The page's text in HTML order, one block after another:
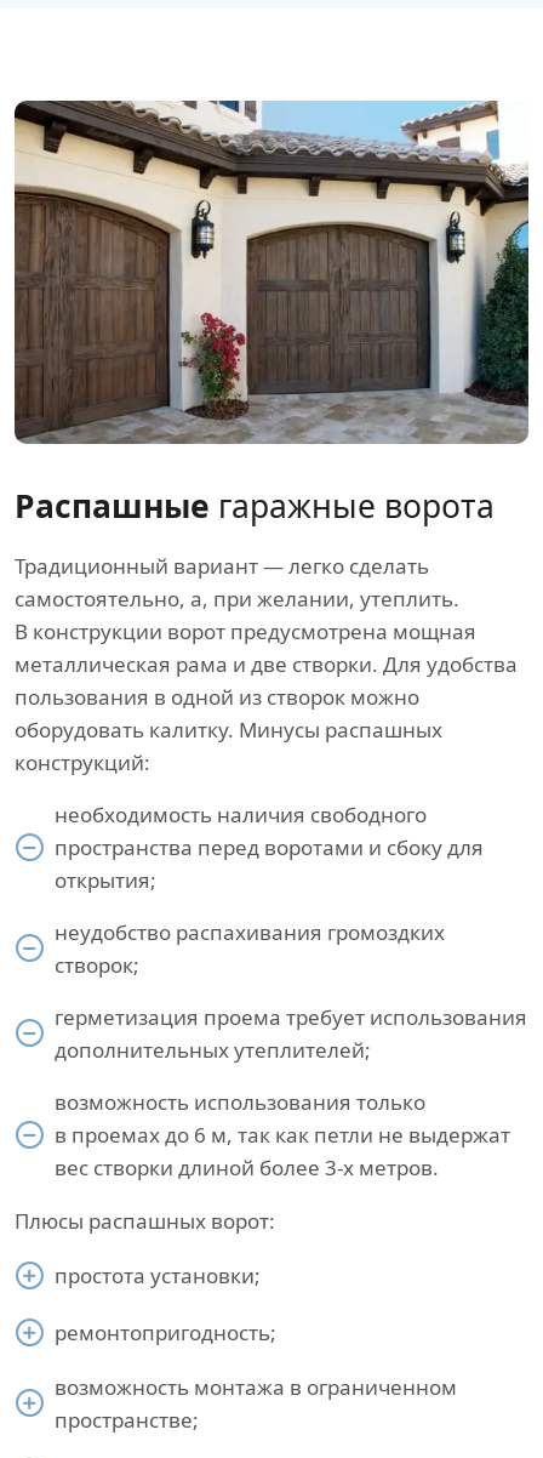
Распашные гаражные ворота
Традиционный вариант — легко сделать
самостоятельно, а, при желании, утеплить.
В конструкции ворот предусмотрена мощная
металлическая рама и две створки. Для удобства
пользования в одной из створок можно
оборудовать калитку. Минусы распашных
конструкций:
необходимость наличия свободного
пространства перед воротами и сбоку для
открытия;
неудобство распахивания громоздких
створок;
герметизация проема требует использования
дополнительных утеплителей;
возможность использования только
в проемах до 6 м, так как петли не выдержат
вес створки длиной более 3-х метров.
Плюсы распашных ворот:
простота установки;
ремонтопригодность;
возможность монтажа в ограниченном
пространстве;